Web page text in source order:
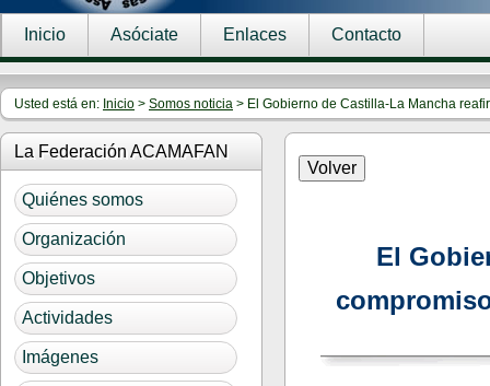
Inicio Asóciate Enlaces Contacto
Usted está en: Inicio > Somos noticia > El Gobierno de Castilla-La Mancha
La Federación ACAMAFAN
Quiénes somos
Organización
Objetivos
Actividades
Imágenes
El